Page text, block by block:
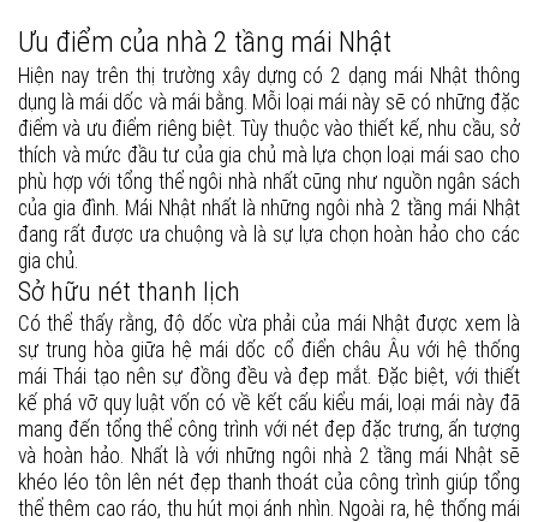
Ưu điểm của nhà 2 tầng mái Nhật
Hiện nay trên thị trường xây dựng có 2 dạng mái Nhật thông
dụng là mái dốc và mái bằng. Mỗi loại mái này sẽ có những đặc
điểm và ưu điểm riêng biệt. Tùy thuộc vào thiết kế, nhu cầu, sở
thích và mức đầu tư của gia chủ mà lựa chọn loại mái sao cho
phù hợp với tổng thể ngôi nhà nhất cũng như nguồn ngân sách
của gia đình. Mái Nhật nhất là những ngôi nhà 2 tầng mái Nhật
đang rất được ưa chuộng và là sự lựa chọn hoàn hảo cho các
gia chủ.
Sở hữu nét thanh lịch
Có thể thấy rằng, độ dốc vừa phải của mái Nhật được xem là
sự trung hòa giữa hệ mái dốc cổ điển châu Âu với hệ thống
mái Thái tạo nên sự đồng đều và đẹp mắt. Đặc biệt, với thiết
kế phá vỡ quy luật vốn có về kết cấu kiểu mái, loại mái này đã
mang đến tổng thể công trình với nét đẹp đặc trưng, ấn tượng
và hoàn hảo. Nhất là với những ngôi nhà 2 tầng mái Nhật sẽ
khéo léo tôn lên nét đẹp thanh thoát của công trình giúp tổng
thể thêm cao ráo, thu hút mọi ánh nhìn. Ngoài ra, hệ thống mái